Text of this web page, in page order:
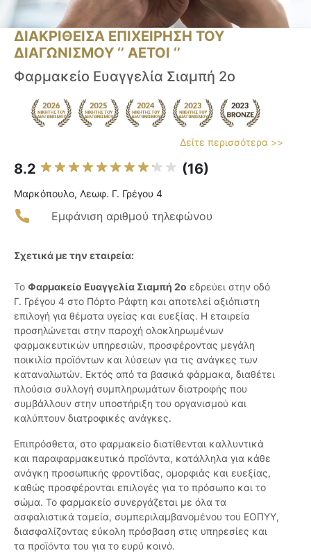
ΔΙΑΚΡΙΘΕΙΣΑ ΕΠΙΧΕΙΡΗΣΗ ΤΟΥ
ΔΙΑΓΩΝΙΣΜΟΥ ‘’ ΑΕΤΟΙ ‘’
Φαρμακείο Ευαγγελία Σιαμπή 2ο
Δείτε περισσότερα >>
8.2 (16)
Μαρκόπουλο, Λεωφ. Γ. Γρέγου 4
Εμφάνιση αριθμού τηλεφώνου
Σχετικά με την εταιρεία:
Το Φαρμακείο Ευαγγελία Σιαμπή 2ο εδρεύει στην οδό
Γ. Γρέγου 4 στο Πόρτο Ράφτη και αποτελεί αξιόπιστη
επιλογή για θέματα υγείας και ευεξίας. Η εταιρεία
προσηλώνεται στην παροχή ολοκληρωμένων
φαρμακευτικών υπηρεσιών, προσφέροντας μεγάλη
ποικιλία προϊόντων και λύσεων για τις ανάγκες των
καταναλωτών. Εκτός από τα βασικά φάρμακα, διαθέτει
πλούσια συλλογή συμπληρωμάτων διατροφής που
συμβάλλουν στην υποστήριξη του οργανισμού και
καλύπτουν διατροφικές ανάγκες.
Επιπρόσθετα, στο φαρμακείο διατίθενται καλλυντικά
και παραφαρμακευτικά προϊόντα, κατάλληλα για κάθε
ανάγκη προσωπικής φροντίδας, ομορφιάς και ευεξίας,
καθώς προσφέρονται επιλογές για το πρόσωπο και το
σώμα. Το φαρμακείο συνεργάζεται με όλα τα
ασφαλιστικά ταμεία, συμπεριλαμβανομένου του ΕΟΠΥΥ,
διασφαλίζοντας εύκολη πρόσβαση στις υπηρεσίες και
τα προϊόντα του για το ευρύ κοινό.